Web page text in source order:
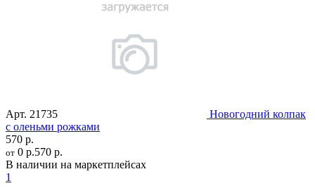
Арт. 21735
Новогодний колпак
с оленьми рожками
570 р.
от 0 р.570 р.
В наличии на маркетплейсах
1